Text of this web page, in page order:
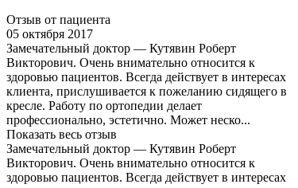
Отзыв от пациента
05 октября 2017
Замечательный доктор — Кутявин Роберт
Викторович. Очень внимательно относится к
здоровью пациентов. Всегда действует в интересах
клиента, прислушивается к пожеланию сидящего в
кресле. Работу по ортопедии делает
профессионально, эстетично. Может неско...
Показать весь отзыв
Замечательный доктор — Кутявин Роберт
Викторович. Очень внимательно относится к
здоровью пациентов. Всегда действует в интересах